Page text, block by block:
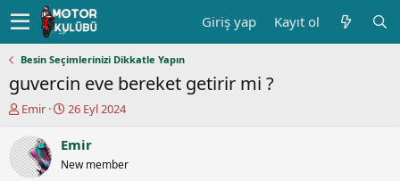
Giriş yap Kayıt ol
Besin Seçimlerinizi Dikkatle Yapın
guvercin eve bereket getirir mi ?
K
n
u
y
Emir
B
ş
a
26 Eyl 2024
Emir
New member